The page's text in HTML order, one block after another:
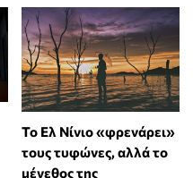
Το Ελ Νίνιο «φρενάρει»
τους τυφώνες, αλλά το
μέγεθος της